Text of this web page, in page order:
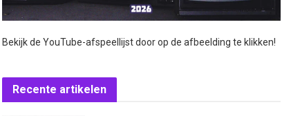
Bekijk de YouTube-afspeellijst door op de afbeelding te klikken!
Recente artikelen